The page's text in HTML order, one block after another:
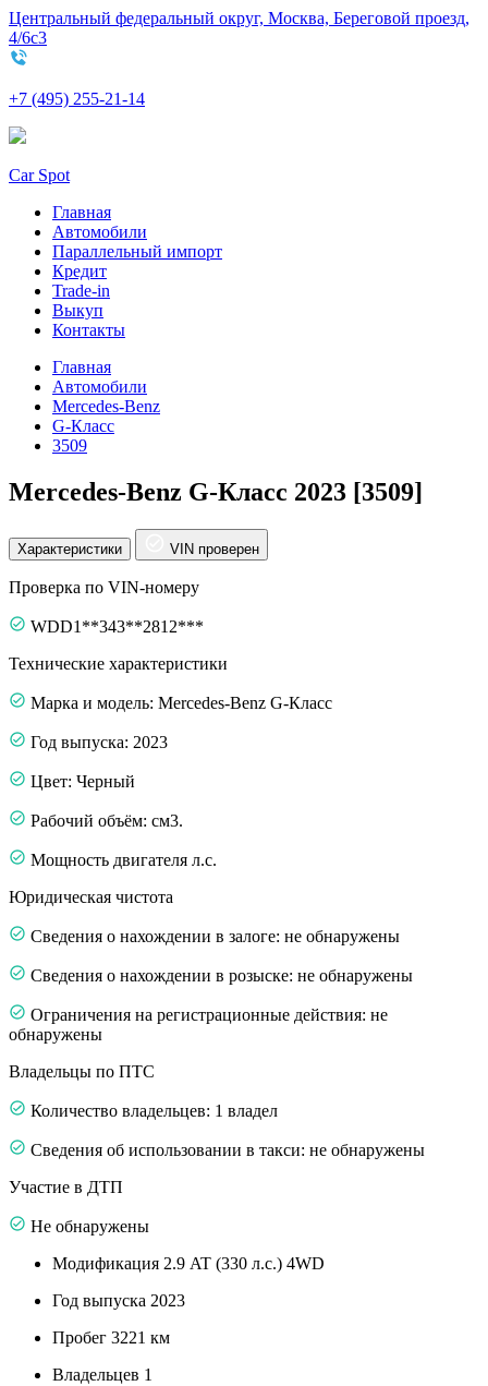
Центральный федеральный округ, Москва, Береговой проезд,
4/6с3
+7 (495) 255-21-14
Car Spot
Главная
Автомобили
Параллельный импорт
Кредит
Trade-in
Выкуп
Контакты
Главная
Автомобили
Mercedes-Benz
G-Класс
3509
Mercedes-Benz G-Класс 2023 [3509]
Характеристики VIN проверен
Проверка по VIN-номеру
WDD1**343**2812***
Технические характеристики
Марка и модель: Mercedes-Benz G-Класс
Год выпуска: 2023
Цвет: Черный
Рабочий объём: см3.
Мощность двигателя л.с.
Юридическая чистота
Сведения о нахождении в залоге: не обнаружены
Сведения о нахождении в розыске: не обнаружены
Ограничения на регистрационные действия: не
обнаружены
Владельцы по ПТС
Количество владельцев: 1 владел
Сведения об использовании в такси: не обнаружены
Участие в ДТП
Не обнаружены
Модификация 2.9 AT (330 л.с.) 4WD
Год выпуска 2023
Пробег 3221 км
Владельцев 1